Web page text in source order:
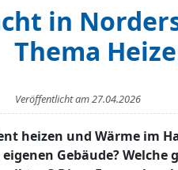
in
Thema
Veröffentlicht am27.04.2026
heizen und Wärme im
Gebäude? Welche